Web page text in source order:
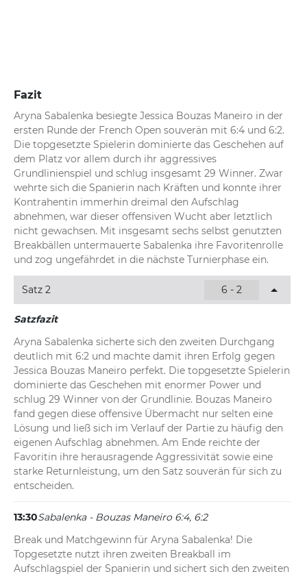
Fazit
Aryna Sabalenka besiegte Jessica Bouzas Maneiro in der
ersten Runde der French Open souverän mit 6:4 und 6:2.
Die topgesetzte Spielerin dominierte das Geschehen auf
dem Platz vor allem durch ihr aggressives
Grundlinienspiel und schlug insgesamt 29 Winner. Zwar
wehrte sich die Spanierin nach Kräften und konnte ihrer
Kontrahentin immerhin dreimal den Aufschlag
abnehmen, war dieser offensiven Wucht aber letztlich
nicht gewachsen. Mit insgesamt sechs selbst genutzten
Breakbällen untermauerte Sabalenka ihre Favoritenrolle
und zog ungefährdet in die nächste Turnierphase ein.
Satz 2 6 - 2
Satzfazit
Aryna Sabalenka sicherte sich den zweiten Durchgang
deutlich mit 6:2 und machte damit ihren Erfolg gegen
Jessica Bouzas Maneiro perfekt. Die topgesetzte Spielerin
dominierte das Geschehen mit enormer Power und
schlug 29 Winner von der Grundlinie. Bouzas Maneiro
fand gegen diese offensive Übermacht nur selten eine
Lösung und ließ sich im Verlauf der Partie zu häufig den
eigenen Aufschlag abnehmen. Am Ende reichte der
Favoritin ihre herausragende Aggressivität sowie eine
starke Returnleistung, um den Satz souverän für sich zu
entscheiden.
13:30Sabalenka - Bouzas Maneiro 6:4, 6:2
Break und Matchgewinn für Aryna Sabalenka! Die
Topgesetzte nutzt ihren zweiten Breakball im
Aufschlagspiel der Spanierin und sichert sich den zweiten